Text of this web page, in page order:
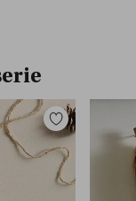
Toevoegen
aan
favorieten